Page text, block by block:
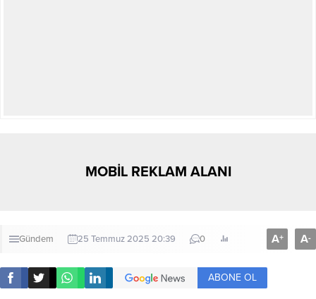
MOBİL REKLAM ALANI
Gündem 25 Temmuz 2025 20:39 0 A+ A-
ABONE OL